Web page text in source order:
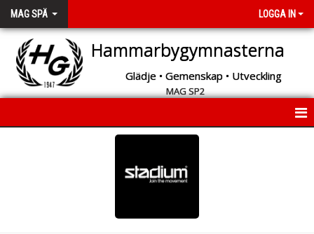
MAG SPÄ LOGGA IN
Hammarbygymnasterna
Glädje • Gemenskap • Utveckling
MAG SP2